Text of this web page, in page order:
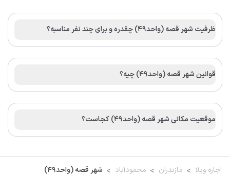
ظرفیت شهر قصه (واحد۴۹) چقدره و برای چند نفر مناسبه؟
قوانین شهر قصه (واحد۴۹) چیه؟
موقعیت مکانی شهر قصه (واحد۴۹) کجاست؟
اجاره ویلا مازندران محمودآباد شهر قصه (واحد۴۹)